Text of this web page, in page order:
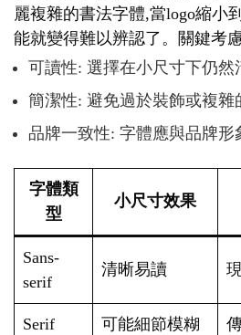
麗複雜的書法字體,當logo縮小
能就變得難以辨認了。關鍵考
可讀性: 選擇在小尺寸下仍然
簡潔性: 避免過於裝飾或複雜
品牌一致性: 字體應與品牌形
字體類
型
小尺寸效果
Sans-
serif
清晰易讀
Serif 可能細節模糊